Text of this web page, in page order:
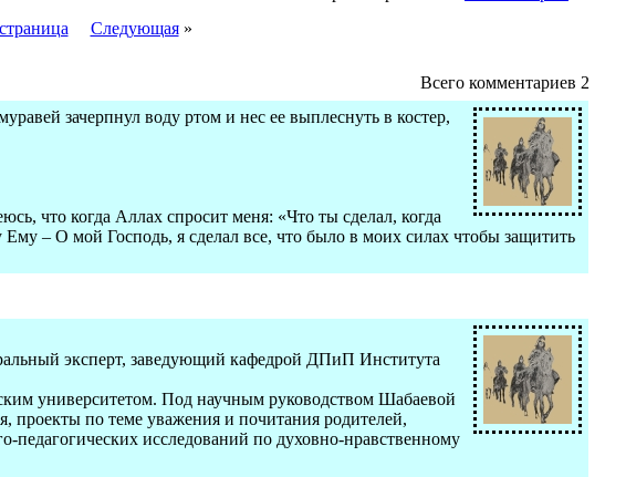
Следующая»
Всего комментариев 2
зачерпнул воду ртом и нес ее выплеснуть в костер,
что когда Аллах спросит меня: «Что ты сделал, когда
– О мой Господь, я сделал все, что было в моих силах чтобы защитить
эксперт, заведующий кафедрой ДПиП Института
университетом. Под научным руководством Шабаевой
проекты по теме уважения и почитания родителей,
педагогических исследований по духовно-нравственному